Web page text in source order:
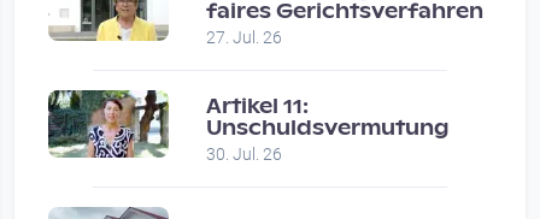
faires Gerichtsverfahren
27. Jul. 26
Artikel 11:
Unschuldsvermutung
30. Jul. 26